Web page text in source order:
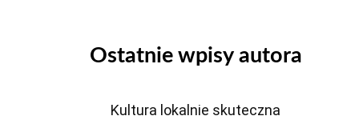
Ostatnie wpisy autora
Kultura lokalnie skuteczna